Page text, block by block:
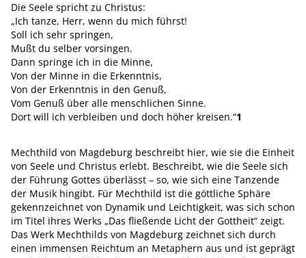
Die Seele spricht zu Christus:
„Ich tanze, Herr, wenn du mich führst!
Soll ich sehr springen,
Mußt du selber vorsingen.
Dann springe ich in die Minne,
Von der Minne in die Erkenntnis,
Von der Erkenntnis in den Genuß,
Vom Genuß über alle menschlichen Sinne.
Dort will ich verbleiben und doch höher kreisen.“1
Mechthild von Magdeburg beschreibt hier, wie sie die Einheit
von Seele und Christus erlebt. Beschreibt, wie die Seele sich
der Führung Gottes überlässt – so, wie sich eine Tanzende
der Musik hingibt. Für Mechthild ist die göttliche Sphäre
gekennzeichnet von Dynamik und Leichtigkeit, was sich schon
im Titel ihres Werks „Das fließende Licht der Gottheit“ zeigt.
Das Werk Mechthilds von Magdeburg zeichnet sich durch
einen immensen Reichtum an Metaphern aus und ist geprägt